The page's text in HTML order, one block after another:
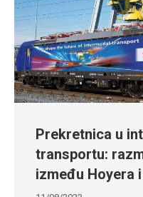
Prekretnica u
transportu:
između Hoyera